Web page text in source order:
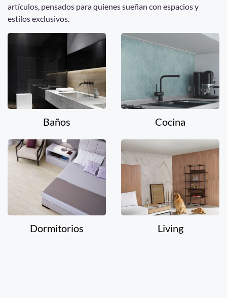
artículos, pensados para quienes sueñan con espacios y
estilos exclusivos.
Baños Cocina
Dormitorios Living